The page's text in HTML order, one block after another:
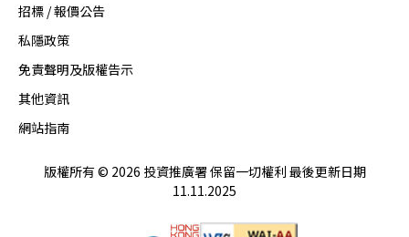
招標 / 報價公告
私隱政策
免責聲明及版權告示
其他資訊
網站指南
版權所有 © 2026 投資推廣署 保留一切權利 最後更新日期
11.11.2025